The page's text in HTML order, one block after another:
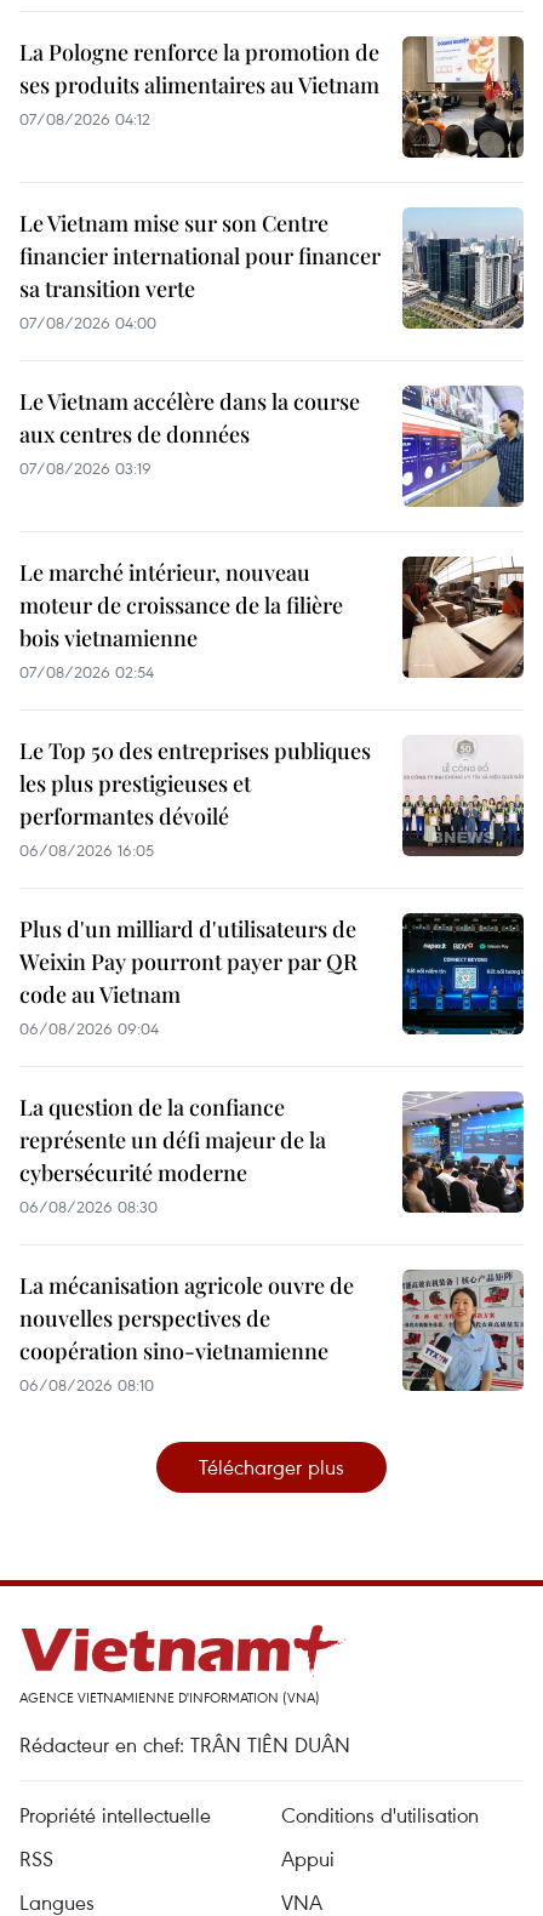
La Pologne renforce la promotion de
ses produits alimentaires au Vietnam
07/08/2026 04:12
Le Vietnam mise sur son Centre
financier international pour financer
sa transition verte
07/08/2026 04:00
Le Vietnam accélère dans la course
aux centres de données
07/08/2026 03:19
Le marché intérieur, nouveau
moteur de croissance de la filière
bois vietnamienne
07/08/2026 02:54
Le Top 50 des entreprises publiques
les plus prestigieuses et
performantes dévoilé
06/08/2026 16:05
Plus d'un milliard d'utilisateurs de
Weixin Pay pourront payer par QR
code au Vietnam
06/08/2026 09:04
La question de la confiance
représente un défi majeur de la
cybersécurité moderne
06/08/2026 08:30
La mécanisation agricole ouvre de
nouvelles perspectives de
coopération sino-vietnamienne
06/08/2026 08:10
Télécharger plus
AGENCE VIETNAMIENNE D'INFORMATION (VNA)
Rédacteur en chef: TRÂN TIÊN DUÂN
Propriété intellectuelle
Conditions d'utilisation
RSS
Appui
Langues
VNA